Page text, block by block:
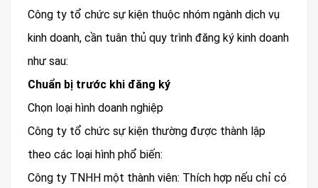
Công ty tổ chức sự kiện thuộc nhóm ngành dịch vụ
kinh doanh, cần tuân thủ quy trình đăng ký kinh doanh
như sau:
Chuẩn bị trước khi đăng ký
Chọn loại hình doanh nghiệp
Công ty tổ chức sự kiện thường được thành lập
theo các loại hình phổ biến:
Công ty TNHH một thành viên: Thích hợp nếu chỉ có